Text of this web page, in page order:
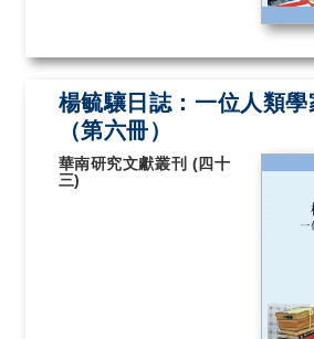
楊毓驤日誌：一位人類
（第六冊）
華南研究文獻叢刊 (四十
三)